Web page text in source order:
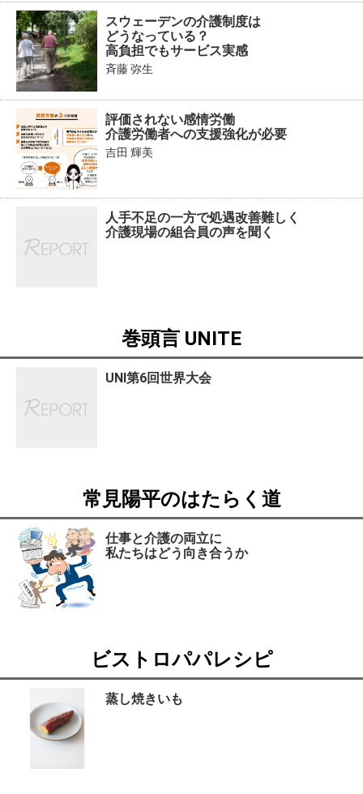
スウェーデンの介護制度は
どうなっている？
高負担でもサービス実感
斉藤 弥生
評価されない感情労働
介護労働者への支援強化が必要
吉田 輝美
人手不足の一方で処遇改善難しく
介護現場の組合員の声を聞く
巻頭言 UNITE
UNI第6回世界大会
常見陽平のはたらく道
仕事と介護の両立に
私たちはどう向き合うか
ビストロパパレシピ
蒸し焼きいも